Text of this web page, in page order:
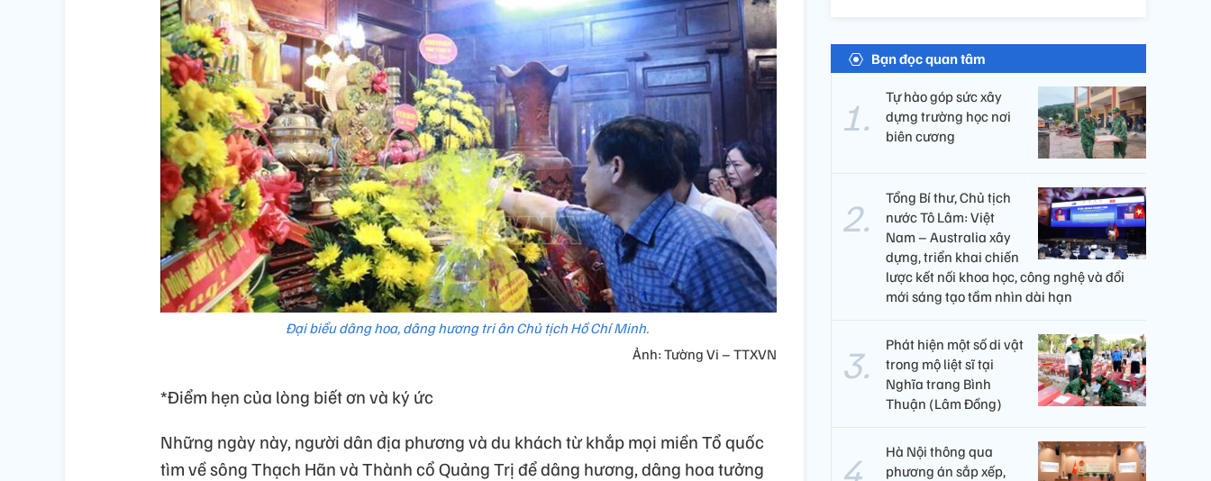
Đại biểu dâng hoa, dâng hương tri ân Chủ tịch Hồ Chí Minh.
Ảnh: Tường Vi – TTXVN
*Điểm hẹn của lòng biết ơn và ký ức
Những ngày này, người dân địa phương và du khách từ khắp mọi miền Tổ quốc
tìm về sông Thạch Hãn và Thành cổ Quảng Trị để dâng hương, dâng hoa tưởng
Bạn đọc quan tâm
Tự hào góp sức xây
dựng trường học nơi
biên cương
Tổng Bí thư, Chủ tịch
nước Tô Lâm: Việt
Nam – Australia xây
dựng, triển khai chiến
lược kết nối khoa học, công nghệ và đổi
mới sáng tạo tầm nhìn dài hạn
Phát hiện một số di vật
trong mộ liệt sĩ tại
Nghĩa trang Bình
Thuận (Lâm Đồng)
Hà Nội thông qua
phương án sắp xếp,